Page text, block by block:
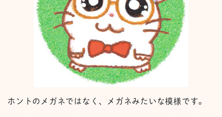
ホントのメガネではなく、メガネみたいな模様です。